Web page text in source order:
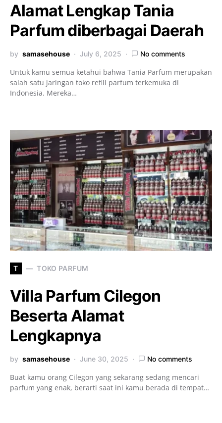
Alamat Lengkap Tania
Parfum diberbagai Daerah
by samasehouse July 6, 2025 No comments
Untuk kamu semua ketahui bahwa Tania Parfum merupakan
salah satu jaringan toko refill parfum terkemuka di
Indonesia. Mereka…
T TOKO PARFUM
Villa Parfum Cilegon
Beserta Alamat
Lengkapnya
by samasehouse June 30, 2025 No comments
Buat kamu orang Cilegon yang sekarang sedang mencari
parfum yang enak, berarti saat ini kamu berada di tempat…